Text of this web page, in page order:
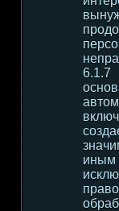
иным